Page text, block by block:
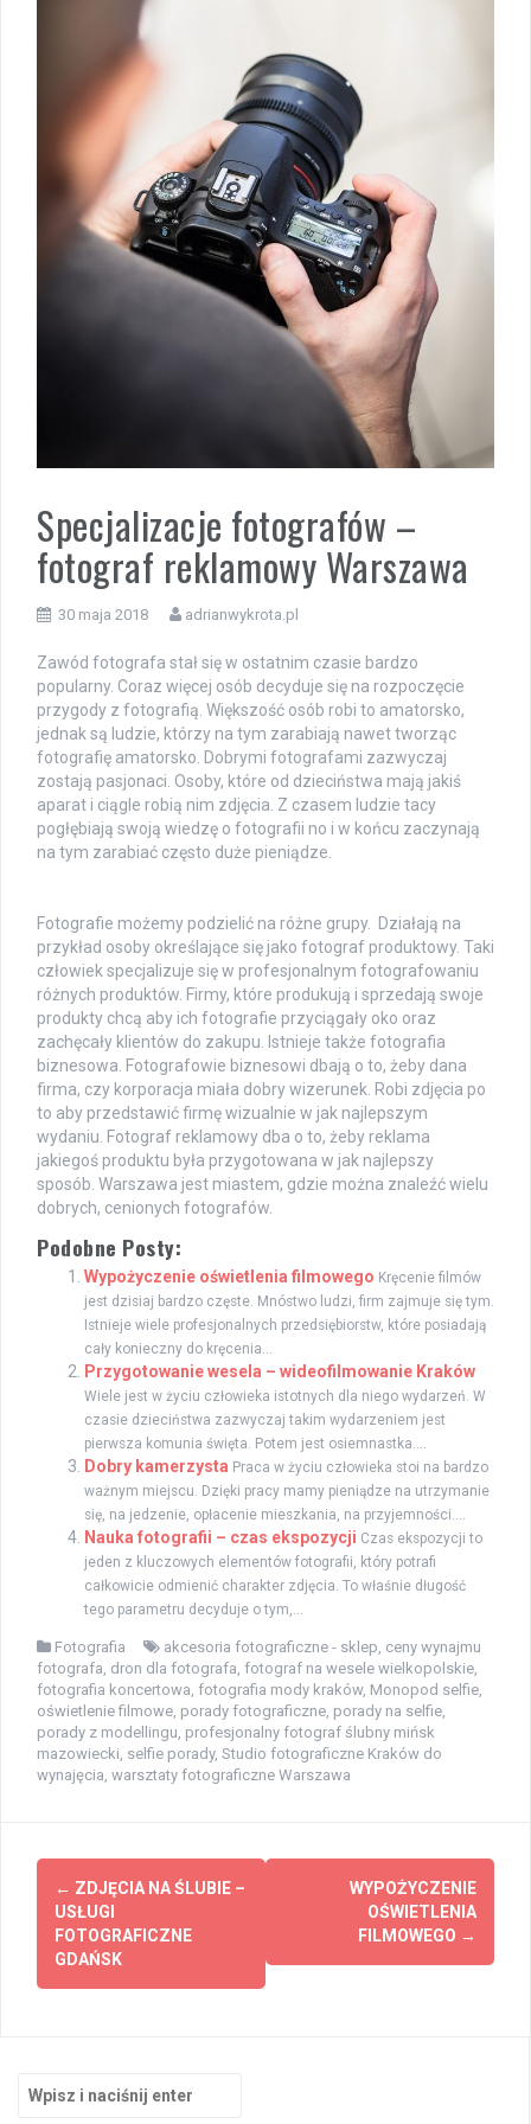
Specjalizacje fotografów –
fotograf reklamowy Warszawa
30 maja 2018 adrianwykrota.pl
Zawód fotografa stał się w ostatnim czasie bardzo
popularny. Coraz więcej osób decyduje się na rozpoczęcie
przygody z fotografią. Większość osób robi to amatorsko,
jednak są ludzie, którzy na tym zarabiają nawet tworząc
fotografię amatorsko. Dobrymi fotografami zazwyczaj
zostają pasjonaci. Osoby, które od dzieciństwa mają jakiś
aparat i ciągle robią nim zdjęcia. Z czasem ludzie tacy
pogłębiają swoją wiedzę o fotografii no i w końcu zaczynają
na tym zarabiać często duże pieniądze.
Fotografie możemy podzielić na różne grupy. Działają na
przykład osoby określające się jako fotograf produktowy. Taki
człowiek specjalizuje się w profesjonalnym fotografowaniu
różnych produktów. Firmy, które produkują i sprzedają swoje
produkty chcą aby ich fotografie przyciągały oko oraz
zachęcały klientów do zakupu. Istnieje także fotografia
biznesowa. Fotografowie biznesowi dbają o to, żeby dana
firma, czy korporacja miała dobry wizerunek. Robi zdjęcia po
to aby przedstawić firmę wizualnie w jak najlepszym
wydaniu. Fotograf reklamowy dba o to, żeby reklama
jakiegoś produktu była przygotowana w jak najlepszy
sposób. Warszawa jest miastem, gdzie można znaleźć wielu
dobrych, cenionych fotografów.
Podobne Posty:
Wypożyczenie oświetlenia filmowego Kręcenie filmów
jest dzisiaj bardzo częste. Mnóstwo ludzi, firm zajmuje się tym.
Istnieje wiele profesjonalnych przedsiębiorstw, które posiadają
cały konieczny do kręcenia...
Przygotowanie wesela – wideofilmowanie Kraków
Wiele jest w życiu człowieka istotnych dla niego wydarzeń. W
czasie dzieciństwa zazwyczaj takim wydarzeniem jest
pierwsza komunia święta. Potem jest osiemnastka....
Dobry kamerzysta Praca w życiu człowieka stoi na bardzo
ważnym miejscu. Dzięki pracy mamy pieniądze na utrzymanie
się, na jedzenie, opłacenie mieszkania, na przyjemności....
Nauka fotografii – czas ekspozycji Czas ekspozycji to
jeden z kluczowych elementów fotografii, który potrafi
całkowicie odmienić charakter zdjęcia. To właśnie długość
tego parametru decyduje o tym,...
Fotografia akcesoria fotograficzne - sklep, ceny wynajmu
fotografa, dron dla fotografa, fotograf na wesele wielkopolskie,
fotografia koncertowa, fotografia mody kraków, Monopod selfie,
oświetlenie filmowe, porady fotograficzne, porady na selfie,
porady z modellingu, profesjonalny fotograf ślubny mińsk
mazowiecki, selfie porady, Studio fotograficzne Kraków do
wynajęcia, warsztaty fotograficzne Warszawa
Zobacz
wpisy
← ZDJĘCIA NA ŚLUBIE –
USŁUGI
FOTOGRAFICZNE
GDAŃSK
WYPOŻYCZENIE
OŚWIETLENIA
FILMOWEGO →